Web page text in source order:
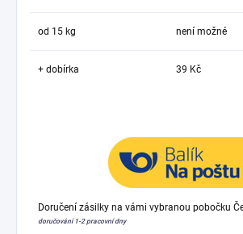
od 15 kg není možné
+ dobírka 39 Kč
Doručení zásilky na vámi vybranou pobočku
doručování 1-2 pracovní dny